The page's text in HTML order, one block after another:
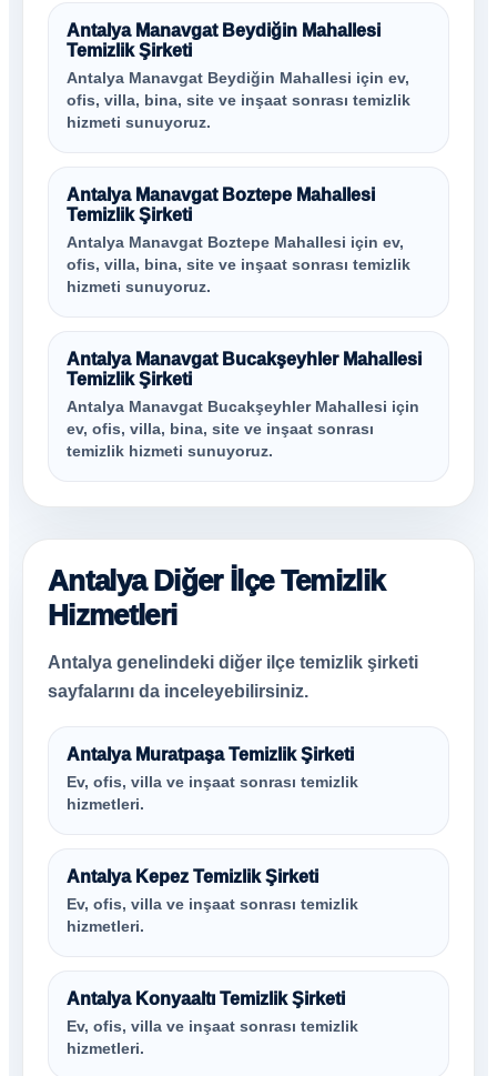
Antalya Manavgat Beydiğin Mahallesi
Temizlik Şirketi
Antalya Manavgat Beydiğin Mahallesi için ev,
ofis, villa, bina, site ve inşaat sonrası temizlik
hizmeti sunuyoruz.
Antalya Manavgat Boztepe Mahallesi
Temizlik Şirketi
Antalya Manavgat Boztepe Mahallesi için ev,
ofis, villa, bina, site ve inşaat sonrası temizlik
hizmeti sunuyoruz.
Antalya Manavgat Bucakşeyhler Mahallesi
Temizlik Şirketi
Antalya Manavgat Bucakşeyhler Mahallesi için
ev, ofis, villa, bina, site ve inşaat sonrası
temizlik hizmeti sunuyoruz.
Antalya Diğer İlçe Temizlik
Hizmetleri
Antalya genelindeki diğer ilçe temizlik şirketi
sayfalarını da inceleyebilirsiniz.
Antalya Muratpaşa Temizlik Şirketi
Ev, ofis, villa ve inşaat sonrası temizlik
hizmetleri.
Antalya Kepez Temizlik Şirketi
Ev, ofis, villa ve inşaat sonrası temizlik
hizmetleri.
Antalya Konyaaltı Temizlik Şirketi
Ev, ofis, villa ve inşaat sonrası temizlik
hizmetleri.